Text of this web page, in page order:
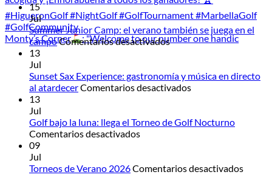
Monty’s Corner : "Welcome to our number one handic
15
Jul
Summer Junior Camp: el verano también se juega en el
campoComentarios desactivadosen
Camp:
el
se
campo
13
Jul
Sunset Sax Experience: gastronomía y música en directo
al atardecerComentarios desactivadosen
Experience:
en
13
Jul
Golf bajo la luna: llega el Torneo de Golf Nocturno
Comentarios desactivadosen
la
09
Jul
Torneos de Verano 2026Comentarios desactivadosen